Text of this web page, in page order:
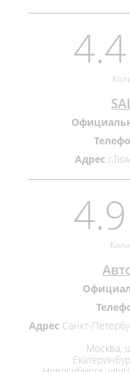
4.4
Адрес
4.9
АдресСанкт-
Москва,